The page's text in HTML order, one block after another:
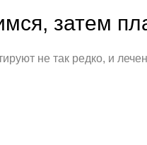
затем
не так редко, и